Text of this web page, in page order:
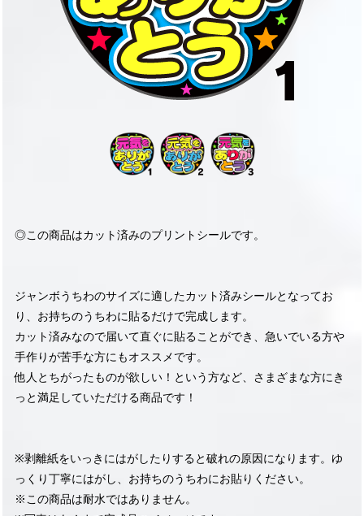
◎この商品はカット済みのプリントシールです。
ジャンボうちわのサイズに適したカット済みシールとなってお
り、お持ちのうちわに貼るだけで完成します。
カット済みなので届いて直ぐに貼ることができ、急いでいる方や
手作りが苦手な方にもオススメです。
他人とちがったものが欲しい！という方など、さまざまな方にき
っと満足していただける商品です！
※剥離紙をいっきにはがしたりすると破れの原因になります。ゆ
っくり丁寧にはがし、お持ちのうちわにお貼りください。
※この商品は耐水ではありません。